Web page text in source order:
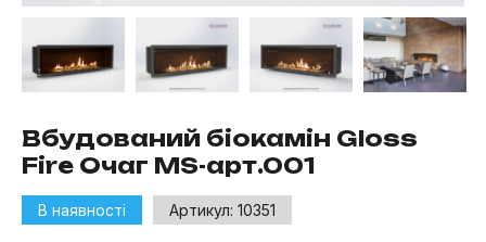
Вбудований біокамін Gloss
Fire Очаг MS-арт.001
В наявності Артикул: 10351